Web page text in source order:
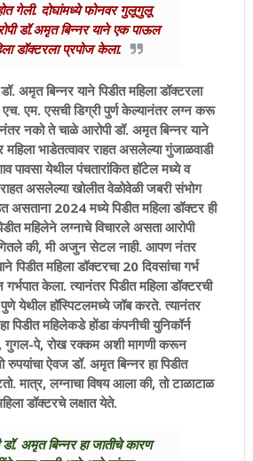
गेली. दोघांमध्ये फोनवर गुलूगुलू
डॉ.अमृत बिन्नर याने एक पाऊल
डॉक्टरला प्रपोज केला.
बिन्नर याने पिडीत महिला डॉक्टरला
एच. एम. एसची डिग्री पुर्ण केल्यानंतर लग्न करू
नको ते चाळे आरोपी डॉ. अमृत बिन्नर याने
भाडेतत्वावर राहत असलेल्या गुंजाळवाडी
पावसा येथील पंचतारांकित हॉटेल मध्ये व
असलेल्या खोलीत वेळोवेळी जबरी संभोग
असताना 2024 मध्ये पिडीत महिला डॉक्टर ही
महिलेने लग्नाचे विचारले असता आरोपी
की, मी अजुन सेटल नाही. आपण नंतर
महिला डॉक्टरचा 20 दिवसांचा गर्भ
केला. त्यानंतर पिडीत महिला डॉक्टरची
येथील हॉस्पिटलमध्ये जॉब करते. त्यानंतर
पिडीत महिलेकडे होंडा कंपनीची युनिकॉर्न
पे, गुगल-पे, रोख रक्कम अशी मागणी करून
ऐवज डॉ. अमृत बिन्नर हा पिडीत
मात्र, लग्नाचा विषय आला की, तो टाळाटाळ
डॉक्टरचे लक्षात येते.
डॉ. अमृत बिन्नर हा जातीचे कारण